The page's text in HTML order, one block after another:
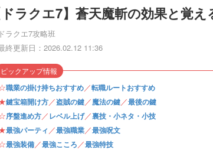
ドラクエ7】蒼天魔斬の効果と覚
ドラクエ7攻略班
終更新日：2026.02.12 11:36
職業の掛け持ちおすすめ／転職ルートおすすめ
鍵宝箱開け方／盗賊の鍵／魔法の鍵／最後の鍵
序盤進め方／レベル上げ／裏技・小ネタ・小技
最強パーティ ／最強職業／最強呪文
最強装備／最強こころ／最強特技
ピックアップ情報